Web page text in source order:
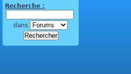
Recherche :
dans